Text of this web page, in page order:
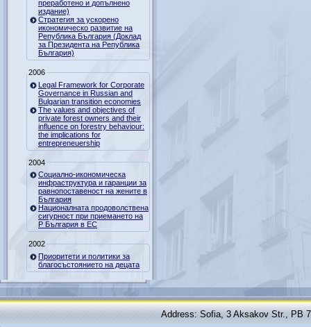
преработено и допълнено
издание)
Стратегия за ускорено
икономическо развитие на
Република България (Доклад
за Президента на Република
България)
2006
Legal Framework for Corporate
Governance in Russian and
Bulgarian transition economies
The values and objectives of
private forest owners and their
influence on forestry behaviour:
the implications for
entrepreneuership
2004
Социално-икономическа
инфраструктура и гаранции за
равнопоставеност на жените в
България
Националната продоволствена
сигурност при приемането на
Р България в ЕС
2002
Приоритети и политики за
благосъстоянието на децата
Address: Sofia, 3 Aksakov Str., PB